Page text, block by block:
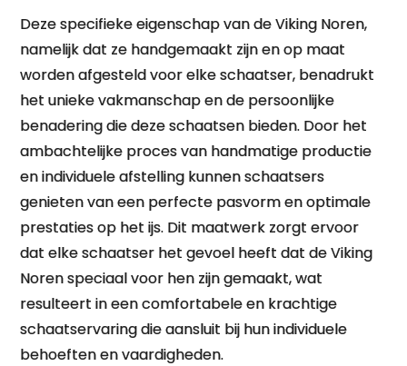
Deze specifieke eigenschap van de Viking Noren,
namelijk dat ze handgemaakt zijn en op maat
worden afgesteld voor elke schaatser, benadrukt
het unieke vakmanschap en de persoonlijke
benadering die deze schaatsen bieden. Door het
ambachtelijke proces van handmatige productie
en individuele afstelling kunnen schaatsers
genieten van een perfecte pasvorm en optimale
prestaties op het ijs. Dit maatwerk zorgt ervoor
dat elke schaatser het gevoel heeft dat de Viking
Noren speciaal voor hen zijn gemaakt, wat
resulteert in een comfortabele en krachtige
schaatservaring die aansluit bij hun individuele
behoeften en vaardigheden.